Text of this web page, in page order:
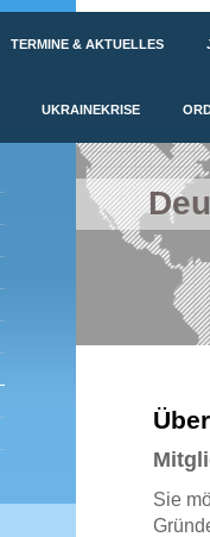
TERMINE & AKTUELLES
UKRAINEKRISE
Sie